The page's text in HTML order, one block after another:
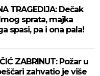
TRAGEDIJA: Dečak
sprata, majka
spasi, pa i ona pala!
ZABRINUT: Požar u
zahvatio je više